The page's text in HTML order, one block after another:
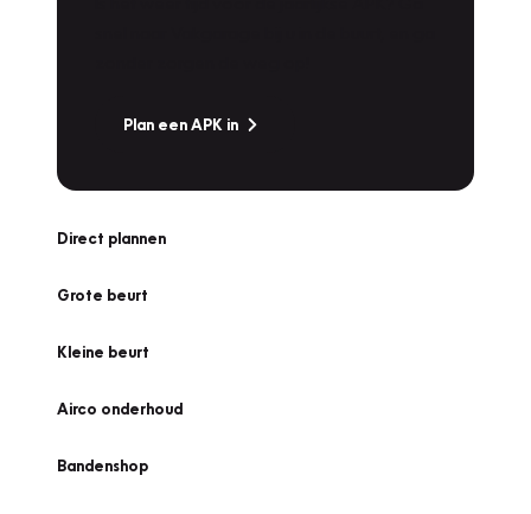
Plan een APK in
Direct plannen
Grote beurt
Kleine beurt
Airco onderhoud
Bandenshop